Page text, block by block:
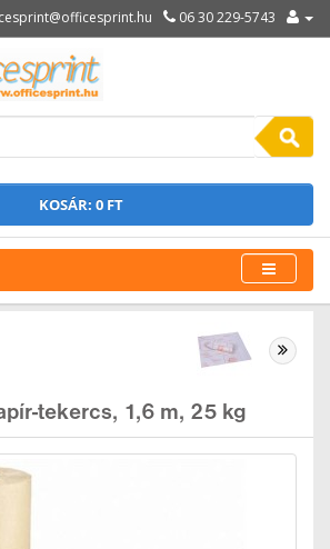
06 30 229-5743
KOSÁR: 0 FT
tekercs, 1,6 m, 25 kg